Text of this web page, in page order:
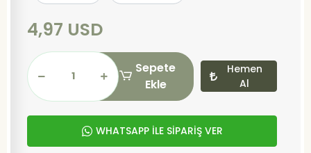
4,97 USD
Sepete
Ekle
Hemen
Al
WHATSAPP İLE SİPARİŞ VER